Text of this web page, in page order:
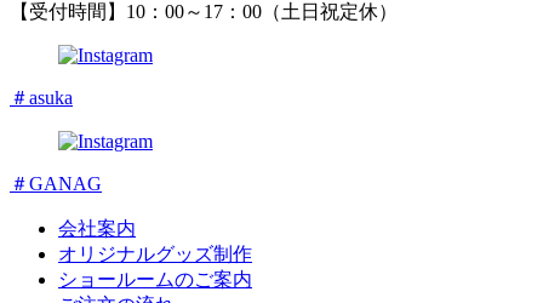
【受付時間】10：00～17：00（土日祝定休）
＃asuka
＃GANAG
会社案内
オリジナルグッズ制作
ショールームのご案内